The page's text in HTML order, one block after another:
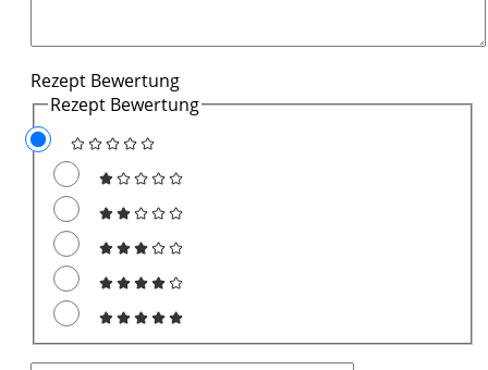
Rezept Bewertung
Rezept Bewertung